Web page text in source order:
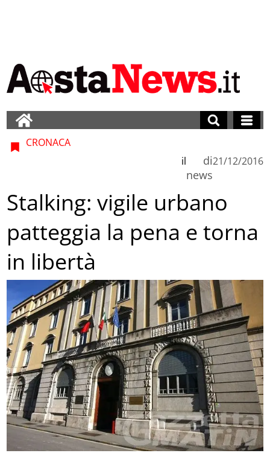
CRONACA
di
news
il 21/12/2016
Stalking: vigile urbano
patteggia la pena e torna
in libertà